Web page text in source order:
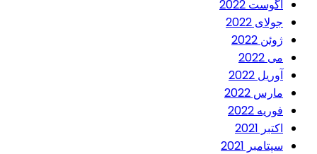
آگوست 2022
جولای 2022
ژوئن 2022
می 2022
آوریل 2022
مارس 2022
فوریه 2022
اکتبر 2021
سپتامبر 2021